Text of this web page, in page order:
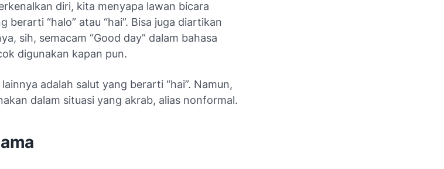
diri, kita menyapa lawan bicara
berarti “halo” atau “hai”. Bisa juga diartikan
sih, semacam “Good day” dalam bahasa
digunakan kapan pun.
adalah salut yang berarti “hai”. Namun,
dalam situasi yang akrab, alias nonformal.